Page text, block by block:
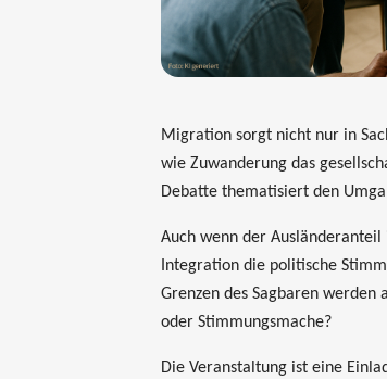
Migration sorgt nicht nur in
wie Zuwanderung das
Debatte thematisiert den
Auch wenn der
Integration die politische
Grenzen des Sagbaren
oder Stimmungsmache?
Die Veranstaltung ist eine